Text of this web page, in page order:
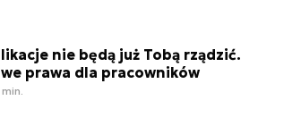
nie będą już Tobą rządzić.
prawa dla pracowników